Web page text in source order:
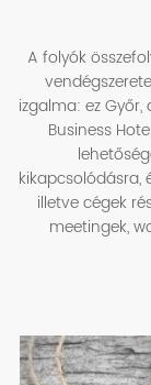
A folyók
izgalma: ez
Business
kikapcsolódásra,
illetve cégek
meetingek,